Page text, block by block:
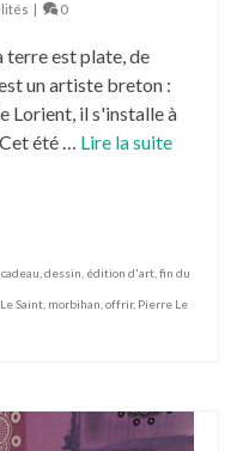
| 0
terre est plate, de
un artiste breton :
Lorient, il s'installe à
été … Lire la suite
cadeau dessin édition d'art fin du
Le Saint morbihan offrir, Pierre Le